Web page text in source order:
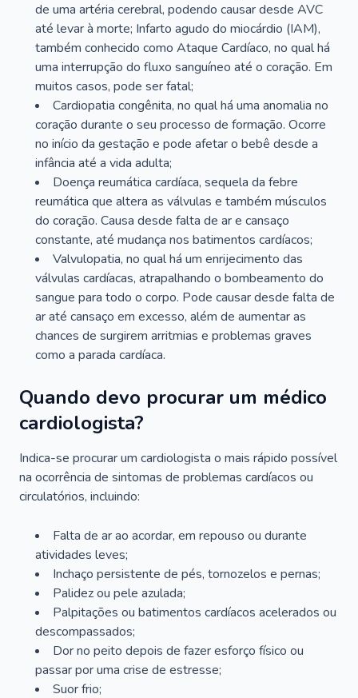
de uma artéria cerebral, podendo causar desde AVC
até levar à morte; Infarto agudo do miocárdio (IAM),
também conhecido como Ataque Cardíaco, no qual há
uma interrupção do fluxo sanguíneo até o coração. Em
muitos casos, pode ser fatal;
Cardiopatia congênita, no qual há uma anomalia no
coração durante o seu processo de formação. Ocorre
no início da gestação e pode afetar o bebê desde a
infância até a vida adulta;
Doença reumática cardíaca, sequela da febre
reumática que altera as válvulas e também músculos
do coração. Causa desde falta de ar e cansaço
constante, até mudança nos batimentos cardíacos;
Valvulopatia, no qual há um enrijecimento das
válvulas cardíacas, atrapalhando o bombeamento do
sangue para todo o corpo. Pode causar desde falta de
ar até cansaço em excesso, além de aumentar as
chances de surgirem arritmias e problemas graves
como a parada cardíaca.
Quando devo procurar um médico
cardiologista?
Indica-se procurar um cardiologista o mais rápido possível
na ocorrência de sintomas de problemas cardíacos ou
circulatórios, incluindo:
Falta de ar ao acordar, em repouso ou durante
atividades leves;
Inchaço persistente de pés, tornozelos e pernas;
Palidez ou pele azulada;
Palpitações ou batimentos cardíacos acelerados ou
descompassados;
Dor no peito depois de fazer esforço físico ou
passar por uma crise de estresse;
Suor frio;